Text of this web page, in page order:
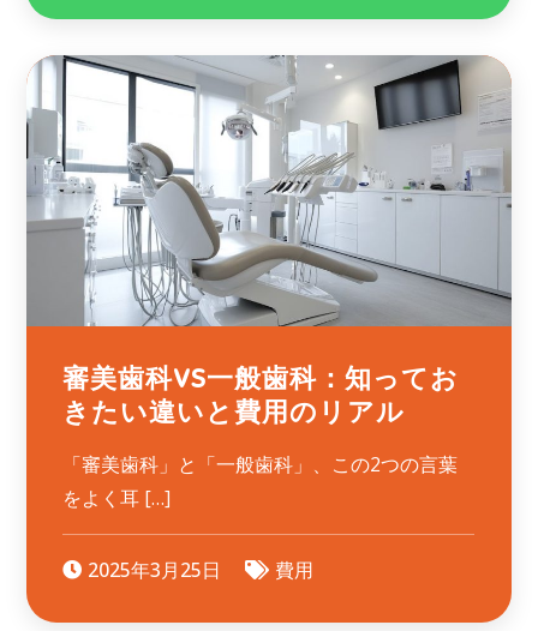
審美歯科VS一般歯科：知ってお
きたい違いと費用のリアル
「審美歯科」と「一般歯科」、この2つの言葉
をよく耳 […]
2025年3月25日 費用